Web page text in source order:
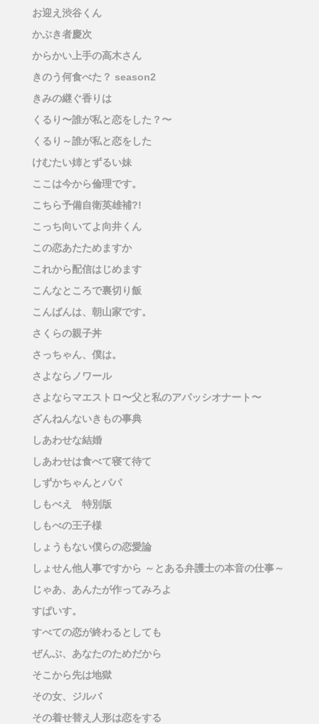
お迎え渋谷くん
かぶき者慶次
からかい上手の高木さん
きのう何食べた？ season2
きみの継ぐ香りは
くるり〜誰が私と恋をした？〜
くるり～誰が私と恋をした
けむたい姉とずるい妹
ここは今から倫理です。
こちら予備自衛英雄補?!
こっち向いてよ向井くん
この恋あたためますか
これから配信はじめます
こんなところで裏切り飯
こんばんは、朝山家です。
さくらの親子丼
さっちゃん、僕は。
さよならノワール
さよならマエストロ〜父と私のアパッシオナート〜
ざんねんないきもの事典
しあわせな結婚
しあわせは食べて寝て待て
しずかちゃんとパパ
しもべえ 特別版
しもべの王子様
しょうもない僕らの恋愛論
しょせん他人事ですから ～とある弁護士の本音の仕事～
じゃあ、あんたが作ってみろよ
すぱいす。
すべての恋が終わるとしても
ぜんぶ、あなたのためだから
そこから先は地獄
その女、ジルバ
その着せ替え人形は恋をする